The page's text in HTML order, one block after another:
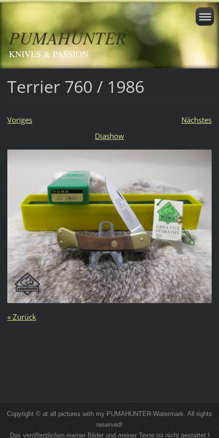
PUMAHUNTER
KNIVES & PASSION
Terrier 760 / 1986
Voriges
Nächstes
Diashow
« Zurück
Copyright © at all pictures with my PUMAHUNTER-Watermark. All rights
reserved!
Das veröffentlichen meiner Bilder und meiner Texte ist nicht gestattet !